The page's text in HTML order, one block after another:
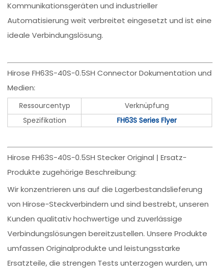
Kommunikationsgeräten und industrieller
Automatisierung weit verbreitet eingesetzt und ist eine
ideale Verbindungslösung.
Hirose FH63S-40S-0.5SH Connector Dokumentation und
Medien:
Ressourcentyp
Verknüpfung
Spezifikation
FH63S Series Flyer
Hirose FH63S-40S-0.5SH Stecker Original | Ersatz-
Produkte zugehörige Beschreibung:
Wir konzentrieren uns auf die Lagerbestandslieferung
von Hirose-Steckverbindern und sind bestrebt, unseren
Kunden qualitativ hochwertige und zuverlässige
Verbindungslösungen bereitzustellen. Unsere Produkte
umfassen Originalprodukte und leistungsstarke
Ersatzteile, die strengen Tests unterzogen wurden, um